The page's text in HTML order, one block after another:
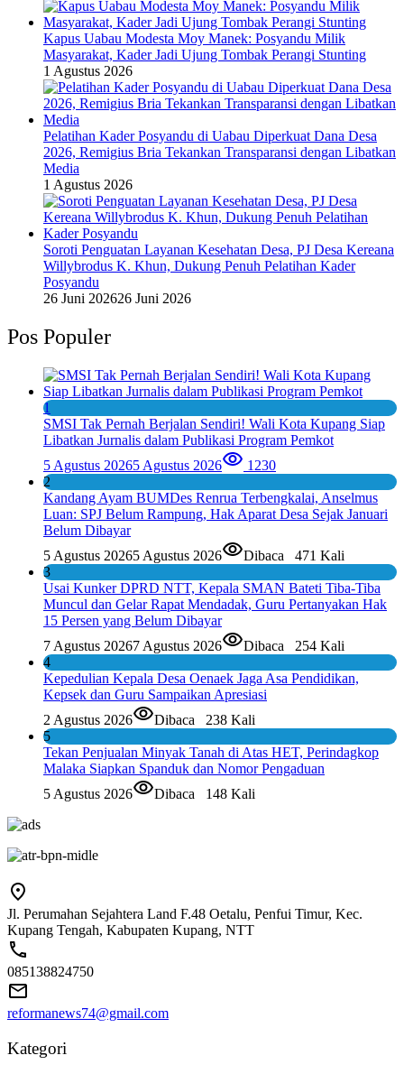
Kapus Uabau Modesta Moy Manek: Posyandu Milik
Masyarakat, Kader Jadi Ujung Tombak Perangi Stunting
1 Agustus 2026
Pelatihan Kader Posyandu di Uabau Diperkuat Dana Desa
2026, Remigius Bria Tekankan Transparansi dengan Libatkan
Media
1 Agustus 2026
Soroti Penguatan Layanan Kesehatan Desa, PJ Desa Kereana
Willybrodus K. Khun, Dukung Penuh Pelatihan Kader
Posyandu
26 Juni 202626 Juni 2026
Pos Populer
1
SMSI Tak Pernah Berjalan Sendiri! Wali Kota Kupang Siap
Libatkan Jurnalis dalam Publikasi Program Pemkot
5 Agustus 20265 Agustus 2026
1230
2
Kandang Ayam BUMDes Renrua Terbengkalai, Anselmus
Luan: SPJ Belum Rampung, Hak Aparat Desa Sejak Januari
Belum Dibayar
5 Agustus 20265 Agustus 2026 Dibaca 471 Kali
3
Usai Kunker DPRD NTT, Kepala SMAN Bateti Tiba-Tiba
Muncul dan Gelar Rapat Mendadak, Guru Pertanyakan Hak
15 Persen yang Belum Dibayar
7 Agustus 20267 Agustus 2026 Dibaca 254 Kali
4
Kepedulian Kepala Desa Oenaek Jaga Asa Pendidikan,
Kepsek dan Guru Sampaikan Apresiasi
2 Agustus 2026
Dibaca 238 Kali
5
Tekan Penjualan Minyak Tanah di Atas HET, Perindagkop
Malaka Siapkan Spanduk dan Nomor Pengaduan
5 Agustus 2026
Dibaca 148 Kali
Jl. Perumahan Sejahtera Land F.48 Oetalu, Penfui Timur, Kec.
Kupang Tengah, Kabupaten Kupang, NTT
085138824750
reformanews74@gmail.com
Kategori